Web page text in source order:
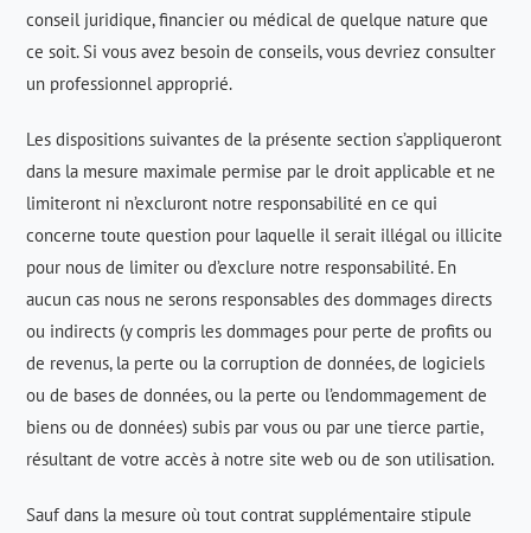
conseil juridique, financier ou médical de quelque nature que
ce soit. Si vous avez besoin de conseils, vous devriez consulter
un professionnel approprié.
Les dispositions suivantes de la présente section s’appliqueront
dans la mesure maximale permise par le droit applicable et ne
limiteront ni n’excluront notre responsabilité en ce qui
concerne toute question pour laquelle il serait illégal ou illicite
pour nous de limiter ou d’exclure notre responsabilité. En
aucun cas nous ne serons responsables des dommages directs
ou indirects (y compris les dommages pour perte de profits ou
de revenus, la perte ou la corruption de données, de logiciels
ou de bases de données, ou la perte ou l’endommagement de
biens ou de données) subis par vous ou par une tierce partie,
résultant de votre accès à notre site web ou de son utilisation.
Sauf dans la mesure où tout contrat supplémentaire stipule